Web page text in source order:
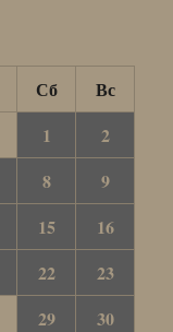
Сб
Вс
1
2
8
9
15
16
22
23
29 30